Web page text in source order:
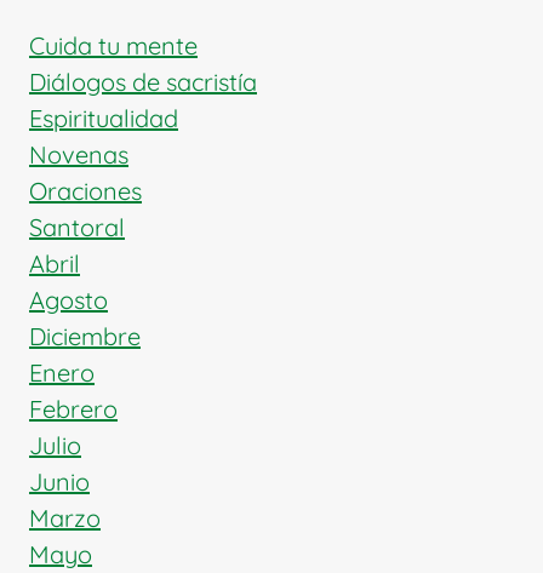
Cuida tu mente
Diálogos de sacristía
Espiritualidad
Novenas
Oraciones
Santoral
Abril
Agosto
Diciembre
Enero
Febrero
Julio
Junio
Marzo
Mayo